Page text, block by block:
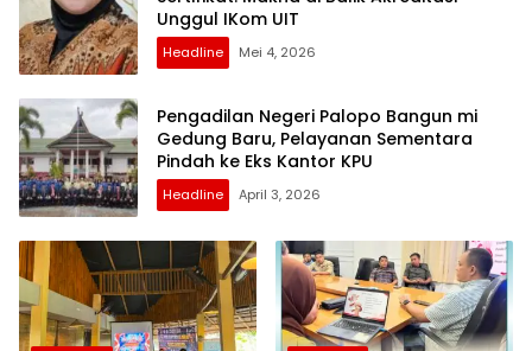
Unggul IKom UIT
Headline Mei 4, 2026
Pengadilan Negeri Palopo Bangun mi
Gedung Baru, Pelayanan Sementara
Pindah ke Eks Kantor KPU
Headline April 3, 2026